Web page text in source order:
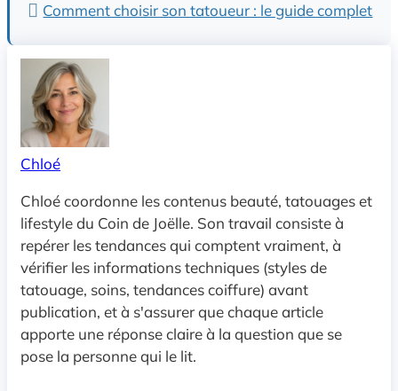
Comment choisir son tatoueur : le guide complet
Chloé
Chloé coordonne les contenus beauté, tatouages et
lifestyle du Coin de Joëlle. Son travail consiste à
repérer les tendances qui comptent vraiment, à
vérifier les informations techniques (styles de
tatouage, soins, tendances coiffure) avant
publication, et à s'assurer que chaque article
apporte une réponse claire à la question que se
pose la personne qui le lit.